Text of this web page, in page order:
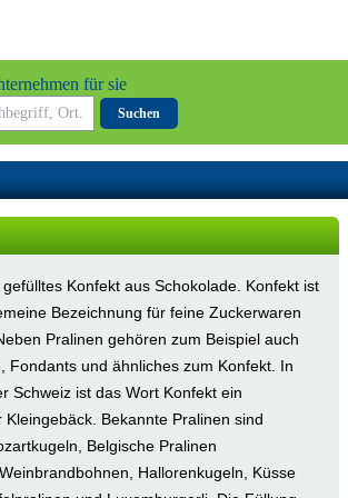
für sie
Suchen
Konfekt aus Schokolade. Konfekt ist
Bezeichnung für feine Zuckerwaren
Pralinen gehören zum Beispiel auch
Fondants und ähnliches zum Konfekt. In
Schweiz ist das Wort Konfekt ein
Bekannte Pralinen sind
Belgische Pralinen
Hallorenkugeln, Küsse